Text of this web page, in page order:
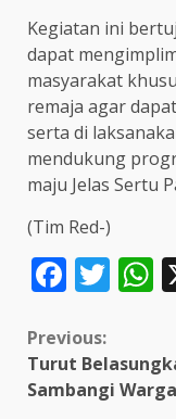
Kegiatan ini
dapat
masyarakat
remaja agar
serta di
mendukung
maju Jelas Sertu
(Tim Red-)
Continue
Reading
Previous:
Turut
Sambangi